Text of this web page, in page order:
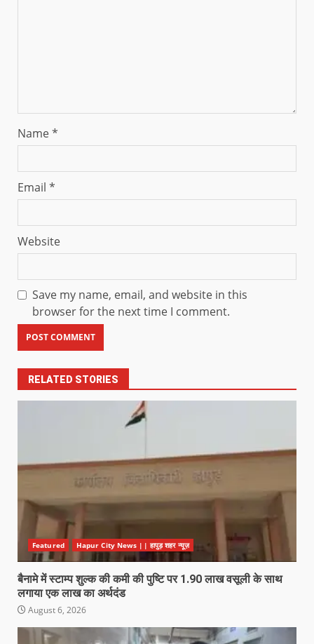
Name*
Email *
Website
Save my name, email, and website in this
browser for the next time I comment.
RELATED STORIES
Featured Hapur City News || हापुड़ शहर न्यूज़
बैनामे में स्टाम्प शुल्क की कमी की पुष्टि पर 1.90 लाख वसूली के साथ
लगाया एक लाख का अर्थदंड
August 6, 2026